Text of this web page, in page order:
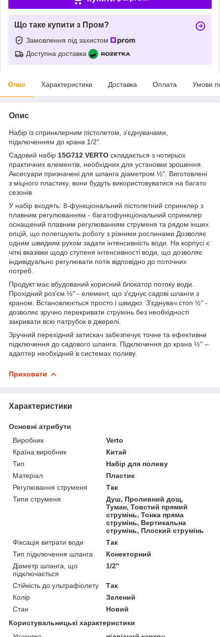
Що таке купити з Пром?
Замовлення під захистом
Доступна доставка
Опис Характеристики Доставка Оплата Умови
Опис
Набір із спринклерним пістолетом, з’єднувачами,
підключенням до крана 1/2".
Садовий набір 15G712 VERTO складається з чотирьох
практичних елементів, необхідних для установки зрошення.
Аксесуари призначені для шланга діаметром ½". Виготовлені
з міцного пластику, вони будуть використовуватися на багато
сезонів
У набір входять: 8-функціональний пістолетний спринклер з
плавним регулюванням - багатофункціональний спринклер
оснащений плавним регулюванням струменя та рядом інших
опцій, що полегшують роботу з різними рослинами Дозволяє
одним швидким рухом задати інтенсивність води. На корпусі є
чіткі вказівки щодо ступеня інтенсивності води, що дозволяє
індивідуально регулювати потік відповідно до поточних
потреб.
Продукт має вбудований корисний блокатор потоку води.
Прохідний роз’єм ½" - елемент, що з'єднує садові шланги з
краном. Встановлюється просто і швидко. З'єднувач стоп ½" -
дозволяє зручно перекривати струмінь без необхідності
закривати всю патрубок в джерелі.
Зручний перехідний затискач забезпечує точне та ефективне
підключення до садового шланга. Підключення до крана ½'' –
адаптер необхідний в системах поливу.
Приховати
Характеристики
Основні атрибути
Виробник
Verto
Країна виробник
Китай
Тип
Набір для поливу
Матеріал
Пластик
Регулювання струменя
Так
Типи струменя
Душ, Проливний дощ,
Туман, Товстий прямий
струмінь, Тонка пряма
струмінь, Вертикальна
струмінь, Плоский струмінь
Фіксація витрати води
Так
Тип підключення шланга
Конекторний
Діаметр шланга, що
підключається
1/2"
Стійкість до ультрафіолету
Так
Колір
Зелений
Стан
Новий
Користувальницькі характеристики